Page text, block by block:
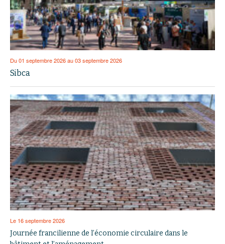
Du 01 septembre 2026 au 03 septembre 2026
Sibca
Le 16 septembre 2026
Journée francilienne de l’économie circulaire dans le